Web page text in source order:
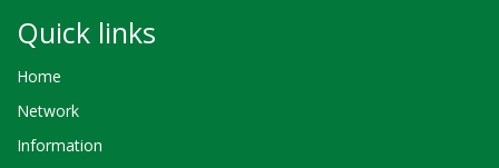
Quick links
Home
Network
Information